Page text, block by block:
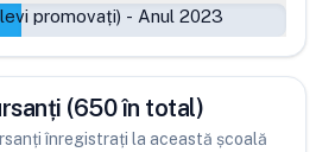
promovați) - Anul 2023
(650 în total)
înregistrați la această școală